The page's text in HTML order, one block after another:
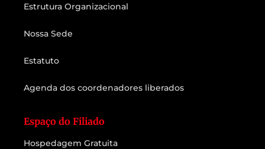
Estrutura Organizacional
Nossa Sede
Estatuto
Agenda dos coordenadores liberados
Espaço do Filiado
Hospedagem Gratuita